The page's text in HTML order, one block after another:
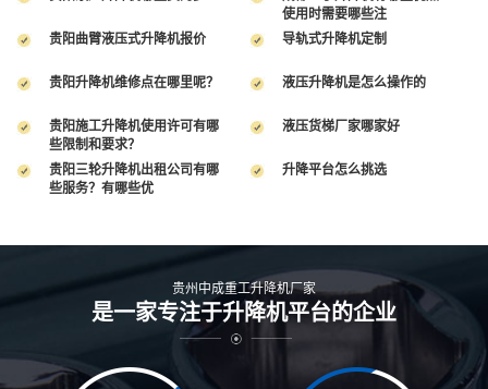
贵阳曲臂液压式升降机报价
贵阳升降机维修点在哪里呢？
贵阳施工升降机使用许可有哪
些限制和要求？
贵阳三轮升降机出租公司有哪
些服务？有哪些优
使用时需要哪些注
导轨式升降机定制
液压升降机是怎么操作的
液压货梯厂家哪家好
升降平台怎么挑选
贵州中成重工升降机厂家
是一家专注于升降机平台的企业